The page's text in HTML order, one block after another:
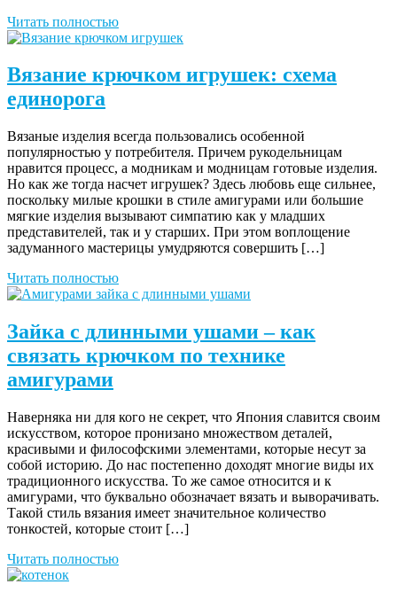
Читать полностью
Вязание крючком игрушек: схема
единорога
Вязаные изделия всегда пользовались особенной
популярностью у потребителя. Причем рукодельницам
нравится процесс, а модникам и модницам готовые изделия.
Но как же тогда насчет игрушек? Здесь любовь еще сильнее,
поскольку милые крошки в стиле амигурами или большие
мягкие изделия вызывают симпатию как у младших
представителей, так и у старших. При этом воплощение
задуманного мастерицы умудряются совершить […]
Читать полностью
Зайка с длинными ушами – как
связать крючком по технике
амигурами
Наверняка ни для кого не секрет, что Япония славится своим
искусством, которое пронизано множеством деталей,
красивыми и философскими элементами, которые несут за
собой историю. До нас постепенно доходят многие виды их
традиционного искусства. То же самое относится и к
амигурами, что буквально обозначает вязать и выворачивать.
Такой стиль вязания имеет значительное количество
тонкостей, которые стоит […]
Читать полностью